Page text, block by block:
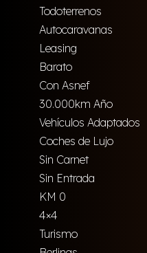
Todoterrenos
Autocaravanas
Leasing
Barato
Con Asnef
30.000km Año
Vehículos Adaptados
Coches de Lujo
Sin Carnet
Sin Entrada
KM 0
4×4
Turismo